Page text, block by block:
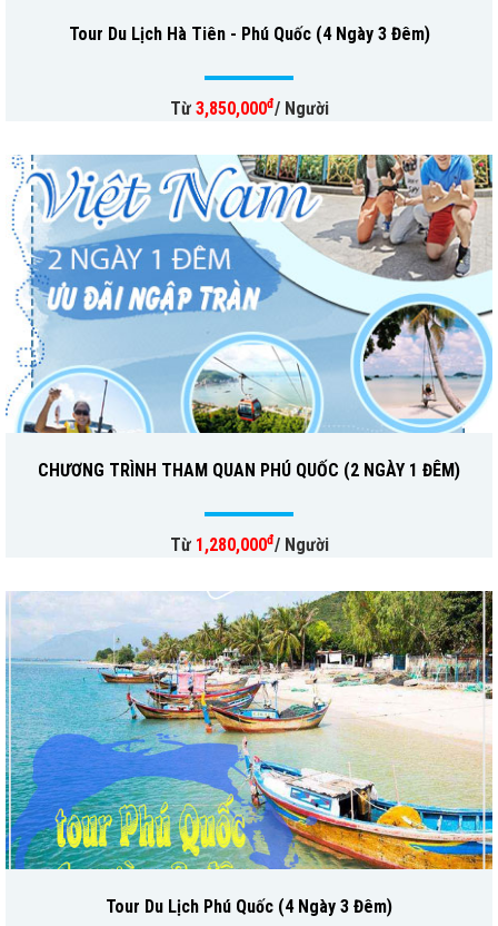
Tour Du Lịch Hà Tiên - Phú Quốc (4 Ngày 3 Đêm)
Từ 3,850,000đ/ Người
CHƯƠNG TRÌNH THAM QUAN PHÚ QUỐC (2 NGÀY 1 ĐÊM)
Từ 1,280,000đ/ Người
Tour Du Lịch Phú Quốc (4 Ngày 3 Đêm)